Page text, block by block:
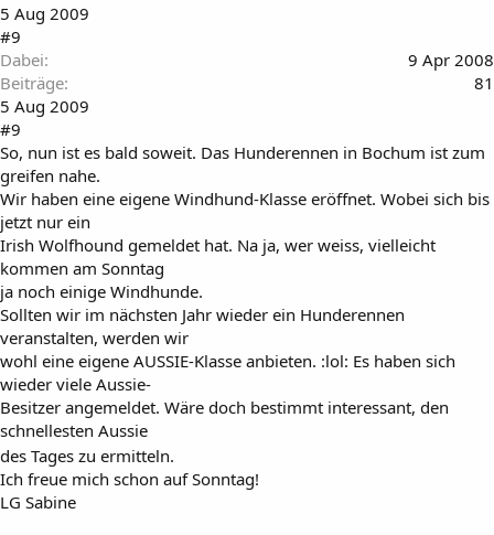
5 Aug 2009
#9
Dabei
9 Apr 2008
Beiträge
81
5 Aug 2009
#9
So, nun ist es bald soweit. Das Hunderennen in Bochum ist zum
greifen nahe.
Wir haben eine eigene Windhund-Klasse eröffnet. Wobei sich bis
jetzt nur ein
Irish Wolfhound gemeldet hat. Na ja, wer weiss, vielleicht
kommen am Sonntag
ja noch einige Windhunde.
Sollten wir im nächsten Jahr wieder ein Hunderennen
veranstalten, werden wir
wohl eine eigene AUSSIE-Klasse anbieten. :lol: Es haben sich
wieder viele Aussie-
Besitzer angemeldet. Wäre doch bestimmt interessant, den
schnellesten Aussie
des Tages zu ermitteln.
Ich freue mich schon auf Sonntag!
LG Sabine